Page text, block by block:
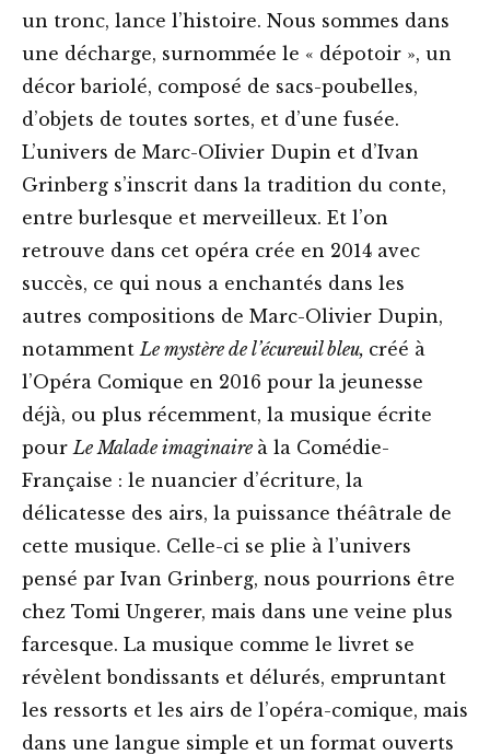
un tronc, lance l’histoire. Nous sommes dans
une décharge, surnommée le « dépotoir », un
décor bariolé, composé de sacs-poubelles,
d’objets de toutes sortes, et d’une fusée.
L’univers de Marc-OIivier Dupin et d’Ivan
Grinberg s’inscrit dans la tradition du conte,
entre burlesque et merveilleux. Et l’on
retrouve dans cet opéra crée en 2014 avec
succès, ce qui nous a enchantés dans les
autres compositions de Marc-Olivier Dupin,
notamment Le mystère de l’écureuil bleu, créé à
l’Opéra Comique en 2016 pour la jeunesse
déjà, ou plus récemment, la musique écrite
pour Le Malade imaginaire à la Comédie-
Française : le nuancier d’écriture, la
délicatesse des airs, la puissance théâtrale de
cette musique. Celle-ci se plie à l’univers
pensé par Ivan Grinberg, nous pourrions être
chez Tomi Ungerer, mais dans une veine plus
farcesque. La musique comme le livret se
révèlent bondissants et délurés, empruntant
les ressorts et les airs de l’opéra-comique, mais
dans une langue simple et un format ouverts